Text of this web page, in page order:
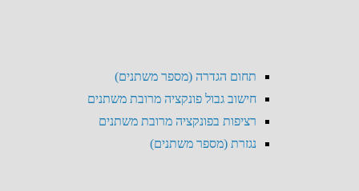
תחום הגדרה (מספר משתנים)
חישוב גבול פונקציה מרובת משתנים
רציפות בפונקציה מרובת משתנים
נגזרת (מספר משתנים)